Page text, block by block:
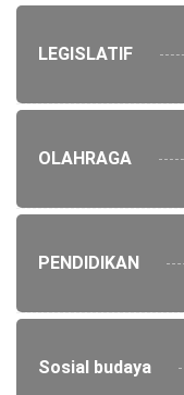
LEGISLATIF
OLAHRAGA
PENDIDIKAN
Sosial budaya